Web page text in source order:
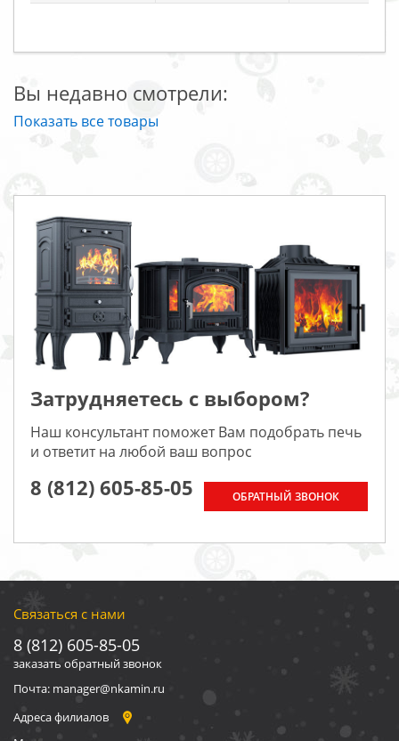
Вы недавно смотрели:
Показать все товары
Затрудняетесь с выбором?
Наш консультант поможет Вам подобрать печь
и ответит на любой ваш вопрос
8 (812) 605-85-05 ОБРАТНЫЙ ЗВОНОК
Связаться с нами
8 (812) 605-85-05
заказать обратный звонок
Почта: manager@nkamin.ru
Адреса филиалов